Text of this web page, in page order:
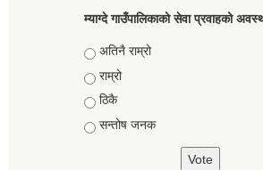
म्याग्दे गाउँपालिकाको सेवा प्रवाहको
Choices
अतिनै राम्रो
राम्रो
ठिकै
सन्तोष जनक